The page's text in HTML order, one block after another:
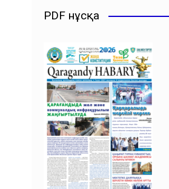
PDF нұсқа